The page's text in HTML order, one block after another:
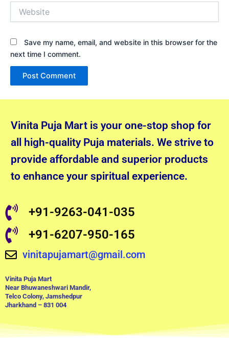
Save my name, email, and website in this browser for the
next time I comment.
Vinita Puja Mart is your one-stop shop for
all high-quality Puja materials. We strive to
provide affordable and superior products
to enhance your spiritual experience.
+91-9263-041-035
+91-6207-950-165
vinitapujamart@gmail.com
Vinita Puja Mart
Near Bhuwaneshwari Mandir,
Telco Colony, Jamshedpur
Jharkhand – 831 004